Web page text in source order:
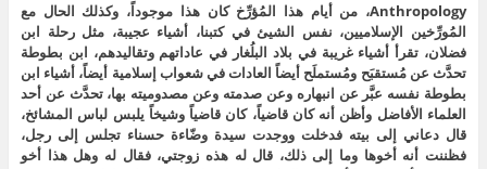
Anthropology، من أيام هذا المُؤرِّخ كان هذا موجوداً، وكذلك الحال مع
المُورِّخين الإسلاميين، نفس الشيئ في كتبنا، أشياء عجيبة، مثل رحلة ابن
فضلان، تقرأ أشياء غريبة في بلاد البلُغار في عاداتهم وتقاليدهم، ابن بطوطة
تحدَّث عن مُستقبَح ومُستملَح أيضاً العادات في شعواب إسلامية أيضاً، أشياء ابن
بطوطة نفسه عبَّر عن انبهاره وعن صدمته وعن مصدوميته بها، تحدَّث عن أحد
العلماء الأفاضل وأظن أنه كان قاضياً، كان قاضياً وشيخاً يلبس لباس المشائخ،
قال دعاني إلى بيته فدخلت ووجدت سيدة وضّاءة حسناء تجلس إلى رجل،
فظننت أنه أخوها وما إلى ذلك، قال له هذه زوجتي، فقال له وهل هذا أخو